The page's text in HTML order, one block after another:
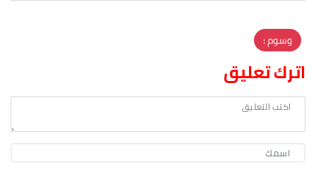
وسوم :
اترك تعليق